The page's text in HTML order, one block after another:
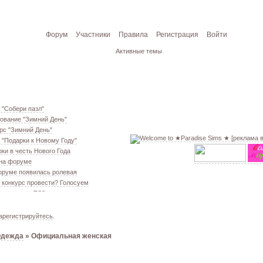
Форум Участники Правила Регистрация Войти
Активные темы
"Собери пазл"
"Зимний День"
"Зимний День"
"Подарки к Новому Году"
в честь Нового Года
форуме
появилась ролевая
конкурс провести? Голосуем
меш. TS3
свою обувь! TS3
из GTA VC в игре TS3
[реклама
.
»Официальная женская